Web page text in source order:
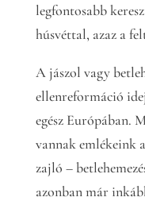
legfontosabb
húsvéttal, azaz a
A jászol vagy
ellenreformáció
egész Európában.
vannak emlékeink
zajló –
azonban már